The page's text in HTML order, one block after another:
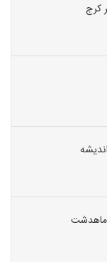
کرج
ماهدشت